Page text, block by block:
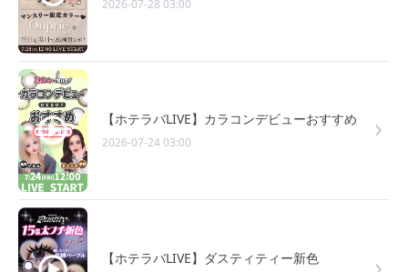
2026-07-28 03:00
【ホテラバLIVE】カラコンデビューおすすめ
2026-07-24 03:00
【ホテラバLIVE】ダスティティー新色